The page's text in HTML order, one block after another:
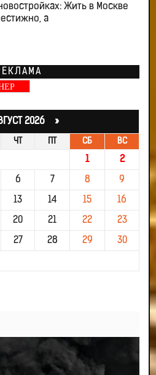
Жить в Москве
а
2026 »
ЧТ СБ ВС
1 2
6 7 8 9
13 14 15 16
20 21 22 23
27 28 29 30